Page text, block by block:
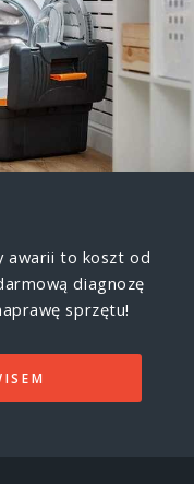
awarii to koszt od
diagnozę
sprzętu!